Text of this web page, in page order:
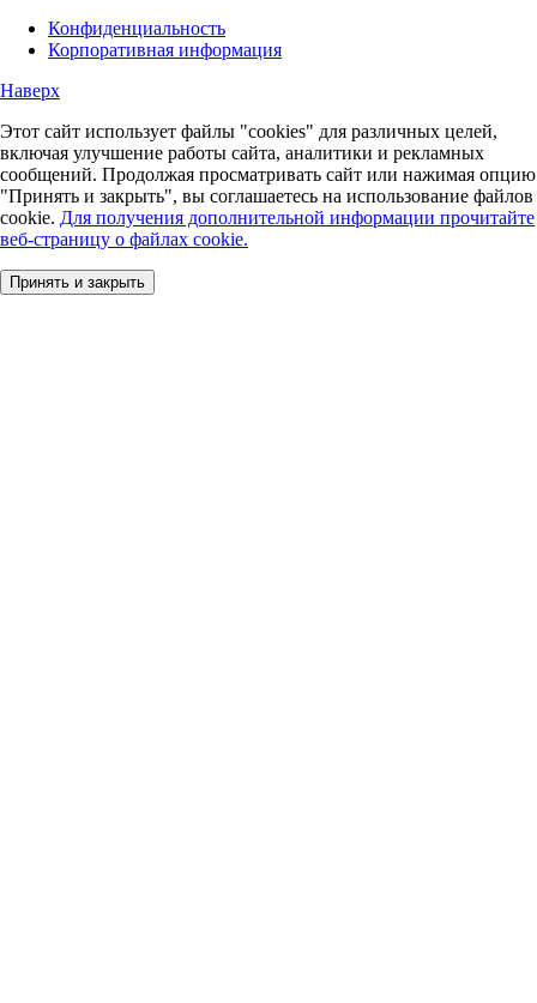
Конфиденциальность
Корпоративная информация
Наверх
Этот сайт использует файлы "cookies" для различных целей,
включая улучшение работы сайта, аналитики и рекламных
сообщений. Продолжая просматривать сайт или нажимая опцию
"Принять и закрыть", вы соглашаетесь на использование файлов
cookie. Для получения дополнительной информации прочитайте
веб-страницу о файлах cookie.
Принять и закрыть